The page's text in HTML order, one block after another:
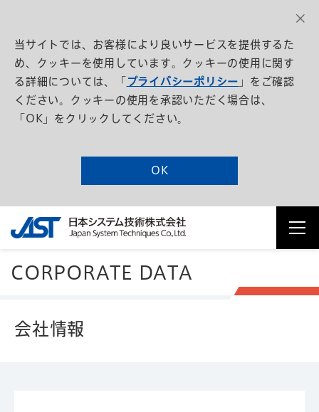
当サイトでは、お客様により良いサービスを提供するた
め、クッキーを使用しています。クッキーの使用に関す
る詳細については、「 プライバシーポリシー 」をご確認
ください。クッキーの使用を承認いただく場合は、
「OK」をクリックしてください。
OK
CORPORATE DATA
会社情報